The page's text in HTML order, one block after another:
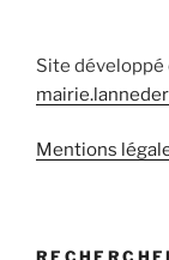
Site développé
Mentions